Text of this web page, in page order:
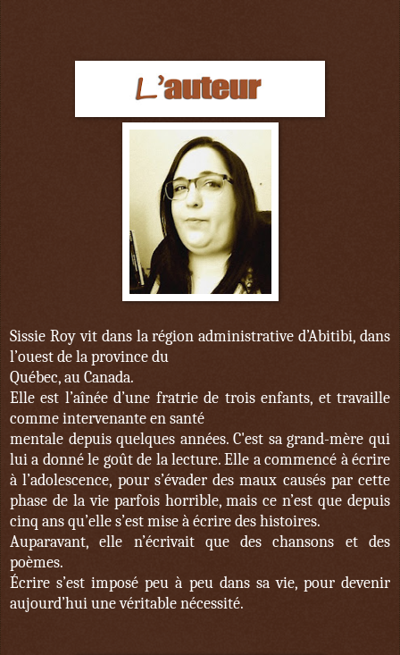
Sissie Roy vit dans la région administrative d’Abitibi, dans
l’ouest de la province du
Québec, au Canada.
Elle est l’aînée d’une fratrie de trois enfants, et travaille
comme intervenante en santé
mentale depuis quelques années. C'est sa grand-mère qui
lui a donné le goût de la lecture. Elle a commencé à écrire
à l’adolescence, pour s’évader des maux causés par cette
phase de la vie parfois horrible, mais ce n’est que depuis
cinq ans qu’elle s’est mise à écrire des histoires.
Auparavant, elle n’écrivait que des chansons et des
poèmes.
Écrire s’est imposé peu à peu dans sa vie, pour devenir
aujourd’hui une véritable nécessité.